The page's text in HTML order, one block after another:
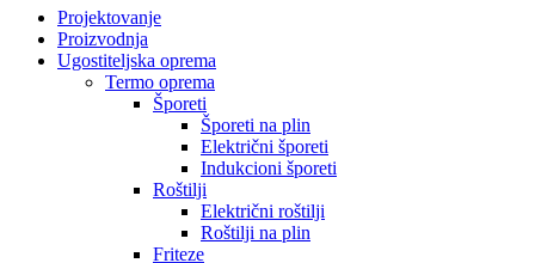
Projektovanje
Proizvodnja
Ugostiteljska oprema
Termo oprema
Šporeti
Šporeti na plin
Električni šporeti
Indukcioni šporeti
Roštilji
Električni roštilji
Roštilji na plin
Friteze